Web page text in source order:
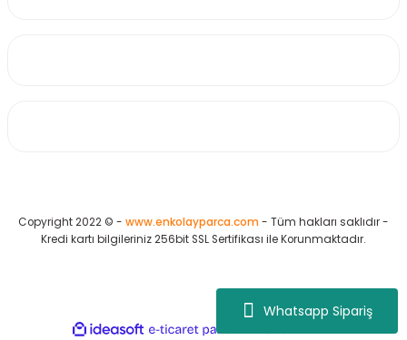
Whatsapp Sipariş
Copyright 2022 © - www.enkolayparca.com - Tüm hakları saklıdır -
Kredi kartı bilgileriniz 256bit SSL Sertifikası ile Korunmaktadır.
ideasoft